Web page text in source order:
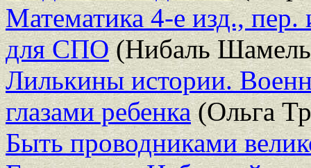
Математика 4-е изд.,
для СПО(Нибаль Шамель
Лилькины истории.
глазами ребенка(Ольга
Быть проводниками